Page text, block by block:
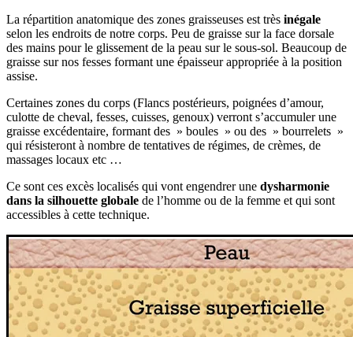
La répartition anatomique des zones graisseuses est très inégale
selon les endroits de notre corps. Peu de graisse sur la face dorsale
des mains pour le glissement de la peau sur le sous-sol. Beaucoup de
graisse sur nos fesses formant une épaisseur appropriée à la position
assise.
Certaines zones du corps (Flancs postérieurs, poignées d’amour,
culotte de cheval, fesses, cuisses, genoux) verront s’accumuler une
graisse excédentaire, formant des » boules » ou des » bourrelets »
qui résisteront à nombre de tentatives de régimes, de crèmes, de
massages locaux etc …
Ce sont ces excès localisés qui vont engendrer une dysharmonie
dans la silhouette globale de l’homme ou de la femme et qui sont
accessibles à cette technique.